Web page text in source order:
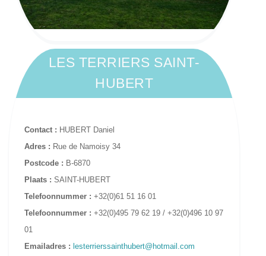
LES TERRIERS SAINT-
HUBERT
Contact : HUBERT Daniel
Adres : Rue de Namoisy 34
Postcode : B-6870
Plaats : SAINT-HUBERT
Telefoonnummer : +32(0)61 51 16 01
Telefoonnummer : +32(0)495 79 62 19 / +32(0)496 10 97
01
Emailadres : lesterrierssainthubert@hotmail.com